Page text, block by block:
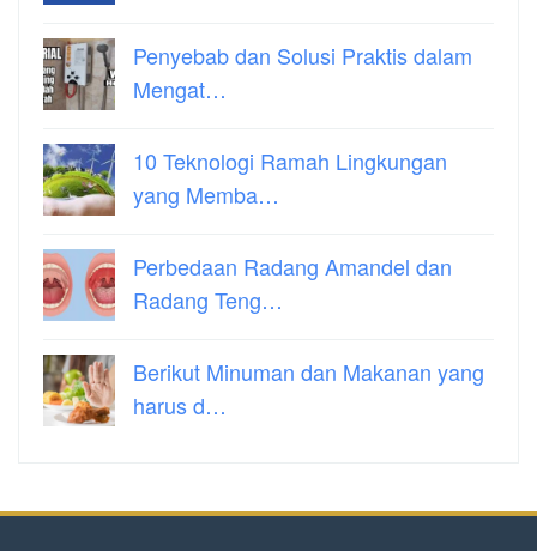
Penyebab dan Solusi Praktis dalam
Mengat…
10 Teknologi Ramah Lingkungan
yang Memba…
Perbedaan Radang Amandel dan
Radang Teng…
Berikut Minuman dan Makanan yang
harus d…